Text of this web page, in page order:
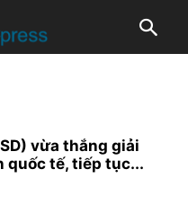
vừa thắng giải
quốc tế, tiếp tục...